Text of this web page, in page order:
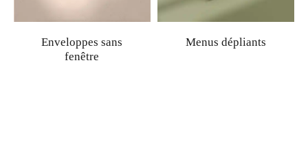
Enveloppes sans
fenêtre
Menus dépliants